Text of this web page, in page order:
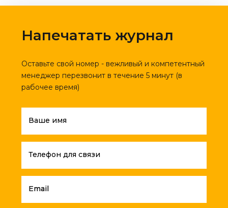
Напечатать журнал
Оставьте свой номер - вежливый и компетентный
менеджер перезвонит в течение 5 минут (в
рабочее время)
Ваше имя
Телефон для связи
Email